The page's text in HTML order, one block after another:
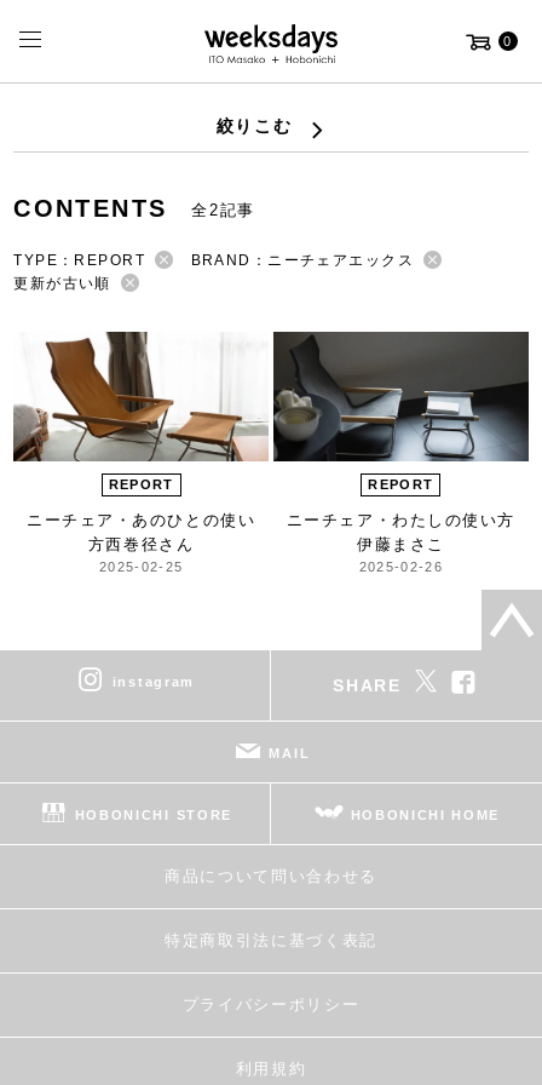
0
絞りこむ
CONTENTS 全2記事
TYPE：REPORT
BRAND：ニーチェアエックス
更新が古い順
REPORT
ニーチェア・あのひとの使い
方西巻径さん
2025-02-25
REPORT
ニーチェア・わたしの使い方
伊藤まさこ
2025-02-26
instagram SHARE
MAIL
HOBONICHI STORE HOBONICHI HOME
商品について問い合わせる
特定商取引法に基づく表記
プライバシーポリシー
利用規約